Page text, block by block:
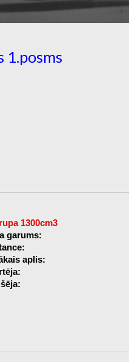
1.posms
1300cm3
garums:
aplis: